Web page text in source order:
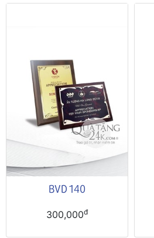
BVD 140
300,000đ